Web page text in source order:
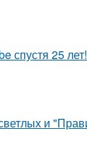
спустя 25 лет!
и